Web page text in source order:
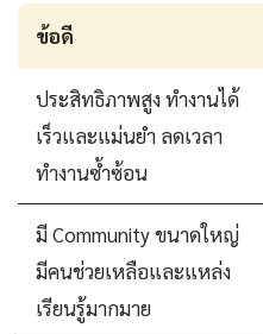
ข้อดี
ประสิทธิภาพสูง ทำงานได้
เร็วและแม่นยำ ลดเวลา
ทำงานซ้ำซ้อน
มี Community ขนาดใหญ่
มีคนช่วยเหลือและแหล่ง
เรียนรู้มากมาย